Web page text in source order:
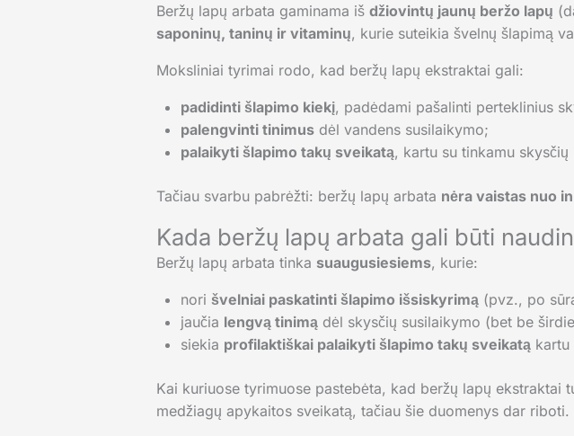
Beržų lapų arbata gaminama iš džiovintų jaunų beržo lapų
saponinų, taninų ir vitaminų, kurie suteikia švelnų šlapimą
Moksliniai tyrimai rodo, kad beržų lapų ekstraktai gali:
padidinti šlapimo kiekį, padėdami pašalinti perteklinius
palengvinti tinimusdėl vandens susilaikymo;
palaikyti šlapimo takų sveikatą, kartu su tinkamu skysčių
Tačiau svarbu pabrėžti: beržų lapų arbata nėra vaistas nuo
Kada beržų lapų arbata gali būti
Beržų lapų arbata tinka suaugusiesiems, kurie:
nori švelniai paskatinti šlapimo išsiskyrimą(pvz., po
jaučia lengvą tinimądėl skysčių susilaikymo (bet be
siekia profilaktiškai palaikyti šlapimo takų sveikatąkartu
Kai kuriuose tyrimuose pastebėta, kad beržų lapų ekstraktai
medžiagų apykaitos sveikatą, tačiau šie duomenys dar riboti.